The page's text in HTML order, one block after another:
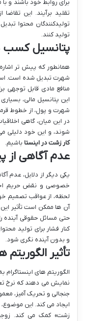
برای روابط خود باشند و
تقلید برآیند. این
تولیدکنندگان محتوا
تولید کنند.
پتانسیل کسب
همانطور که پیش تر
شهرت تبدیل شده است.
منافع مادی قابل توجهی
این پتانسیل مالی،
شهرت و پول، از خطوط
در این میان، گاهی
شوند، و این خود دلیلی
کار زشت در اینستا باشیم.
عدم آگاهی از
یکی دیگر از دلایل، عدم
خصوصی و نقض حریم
لحظه، از عواقب تصمیم
آن ها ممکن است تأثیر
حتی مسائل حقوقی آینده
کنار فشار برای تولید
و بدون آینده نگری شود.
تأثیر
الگوریتم های
نمایش می دهند که نرخ
جنجالی و تحریک آمیز،
ایجاد می کند. این
زشت» کمک می کند.